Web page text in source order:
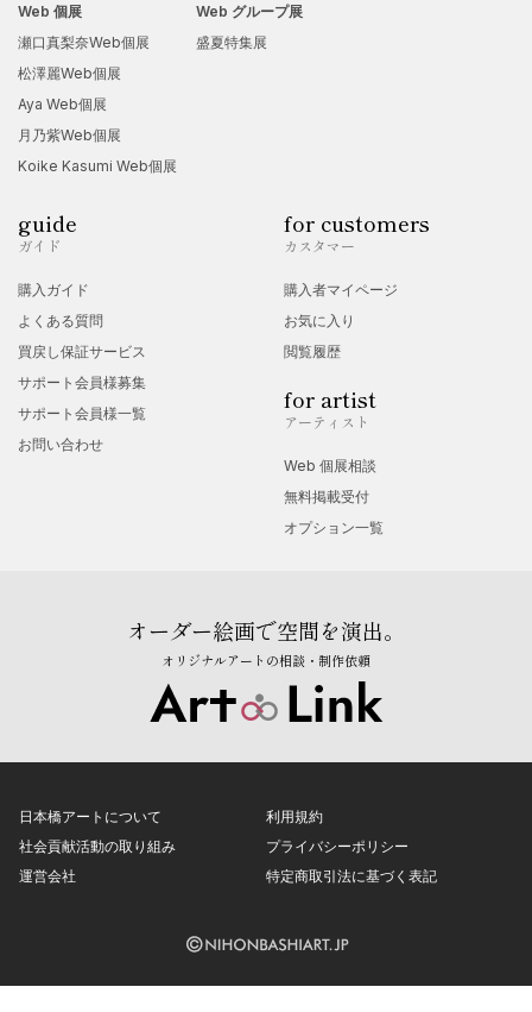
Web 個展
瀬口真梨奈Web個展
松澤麗Web個展
Aya Web個展
月乃紫Web個展
Koike Kasumi Web個展
Web グループ展
盛夏特集展
guide
ガイド
購入ガイド
よくある質問
買戻し保証サービス
サポート会員様募集
サポート会員様一覧
お問い合わせ
for customers
カスタマー
購入者マイページ
お気に入り
閲覧履歴
for artist
アーティスト
Web 個展相談
無料掲載受付
オプション一覧
オーダー絵画で空間を演出。
オリジナルアートの相談・制作依頼
日本橋アートについて
社会貢献活動の取り組み
運営会社
利用規約
プライバシーポリシー
特定商取引法に基づく表記